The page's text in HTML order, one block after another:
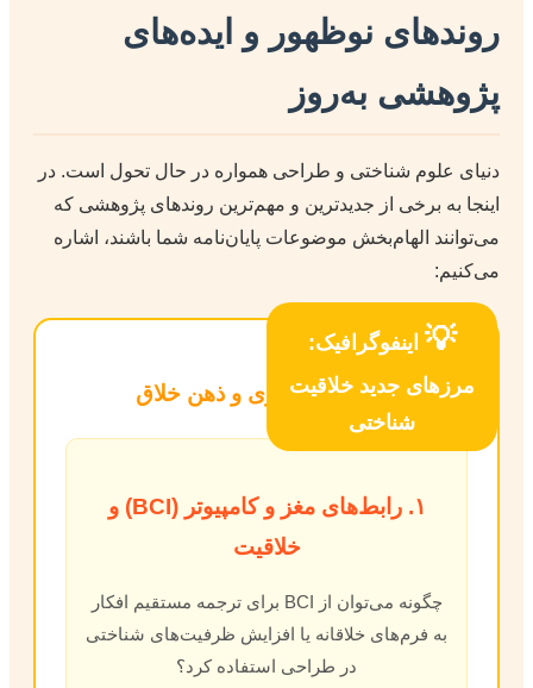
روندهای نوظهور و ایده‌های
پژوهشی به‌روز
دنیای علوم شناختی و طراحی همواره در حال تحول است. در
اینجا به برخی از جدیدترین و مهم‌ترین روندهای پژوهشی که
می‌توانند الهام‌بخش موضوعات پایان‌نامه شما باشند، اشاره
می‌کنیم:
💡 اینفوگرافیک:
مرزهای جدید خلاقیت
شناختی
همگرایی فناوری و ذهن خلاق
۱. رابط‌های مغز و کامپیوتر (BCI) و
خلاقیت
چگونه می‌توان از BCI برای ترجمه مستقیم افکار
به فرم‌های خلاقانه یا افزایش ظرفیت‌های شناختی
در طراحی استفاده کرد؟